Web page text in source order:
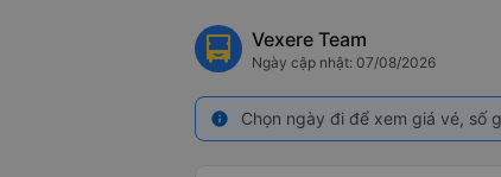
Vexere Team
Ngày cập nhật: 07/08/2026
info Chọn ngày đi để xem giá vé, số